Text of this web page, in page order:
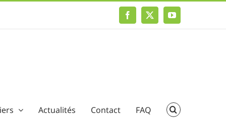
Facebook
X YouTube
Actualités Contact FAQ